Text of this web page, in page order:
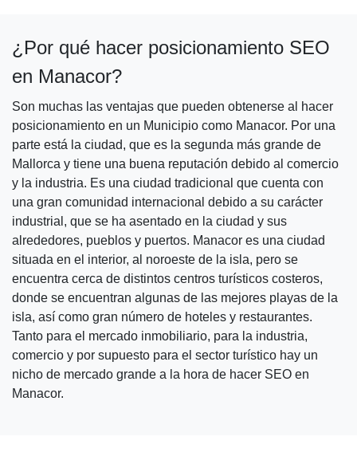
¿Por qué hacer posicionamiento SEO
en Manacor?
Son muchas las ventajas que pueden obtenerse al hacer
posicionamiento en un Municipio como Manacor. Por una
parte está la ciudad, que es la segunda más grande de
Mallorca y tiene una buena reputación debido al comercio
y la industria. Es una ciudad tradicional que cuenta con
una gran comunidad internacional debido a su carácter
industrial, que se ha asentado en la ciudad y sus
alrededores, pueblos y puertos. Manacor es una ciudad
situada en el interior, al noroeste de la isla, pero se
encuentra cerca de distintos centros turísticos costeros,
donde se encuentran algunas de las mejores playas de la
isla, así como gran número de hoteles y restaurantes.
Tanto para el mercado inmobiliario, para la industria,
comercio y por supuesto para el sector turístico hay un
nicho de mercado grande a la hora de hacer SEO en
Manacor.